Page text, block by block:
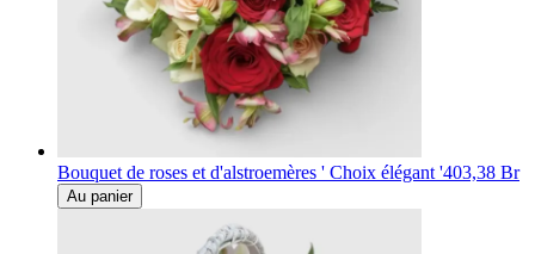
Bouquet de roses et d'alstroemères ' Choix élégant '403,38 Br
Au panier